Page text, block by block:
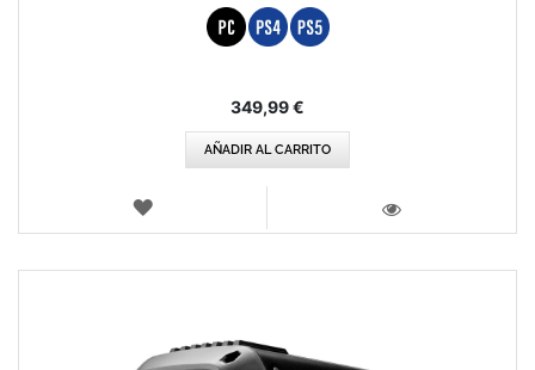
349,99 €
AÑADIR AL CARRITO
LISTA